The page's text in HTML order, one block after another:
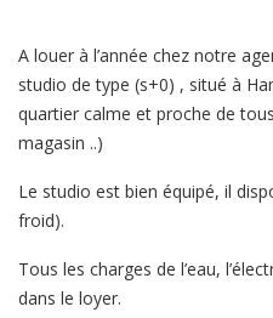
A louer à l’année chez notre
studio de type (s+0) , situé à
quartier calme et proche de
magasin ..)
Le studio est bien équipé, il
froid).
Tous les charges de l’eau,
dans le loyer.